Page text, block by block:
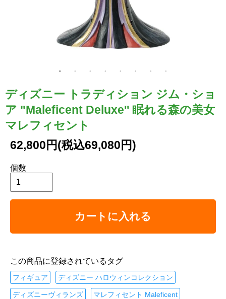
ディズニー トラディション ジム・ショ
ア "Maleficent Deluxe'' 眠れる森の美女
マレフィセント
62,800円(税込69,080円)
個数
カートに入れる
この商品に登録されているタグ
フィギュア ディズニー ハロウィンコレクション
ディズニーヴィランズ マレフィセント Maleficent